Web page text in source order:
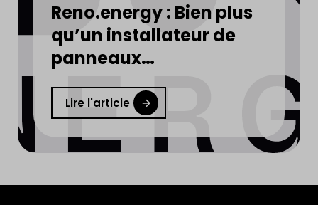
Reno.energy : Bien plus
qu’un installateur de
panneaux
photovoltaïques
Lire l'article